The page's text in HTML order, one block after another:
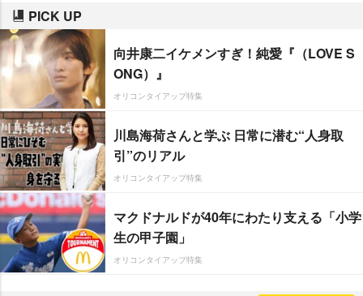
PICK UP
向井康二イケメンすぎ！純愛『（LOVE S
ONG）』
オリコンタイアップ特集
川島海荷さんと学ぶ 日常に潜む“人身取
引”のリアル
オリコンタイアップ特集
マクドナルドが40年にわたり支える「小学
生の甲子園」
オリコンタイアップ特集